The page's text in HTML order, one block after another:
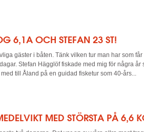
6,1A OCH STEFAN 23 ST!
gäster i båten. Tänk vilken tur man har som
Stefan Hägglöf fiskade med mig för några år
till Åland på en guidad fisketur som 40-års...
MED STÖRSTA PÅ 6,6